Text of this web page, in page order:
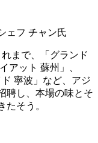
まで、「グランド
アット 蘇州」、
寧波」など、アジ
聘し、本場の味とそ
たそう。